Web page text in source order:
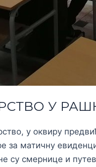
У
у оквиру
за матичну
су смернице и